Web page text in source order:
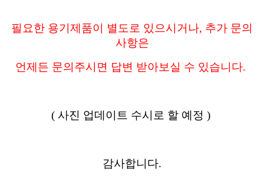
필요한 용기제품이 별도로 있으시거나, 추가 문의
사항은
언제든 문의주시면 답변 받아보실 수 있습니다.
( 사진 업데이트 수시로 할 예정 )
감사합니다.